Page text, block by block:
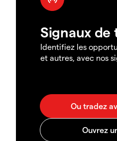
Signaux de
Identifiez les
et autres, avec nos